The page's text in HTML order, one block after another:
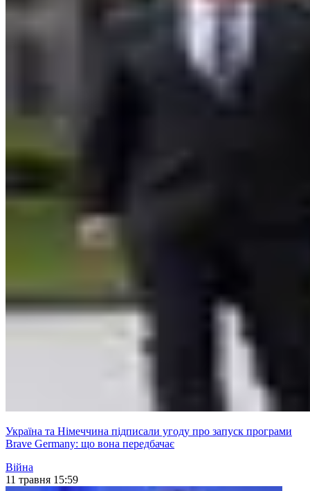
Україна та Німеччина підписали угоду про запуск програми
Brave Germany: що вона передбачає
Війна
11 травня 15:59